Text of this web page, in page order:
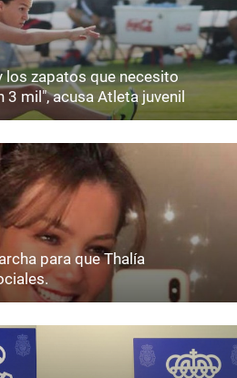
los zapatos que necesito
mil", acusa Atleta juvenil
para que Thalía